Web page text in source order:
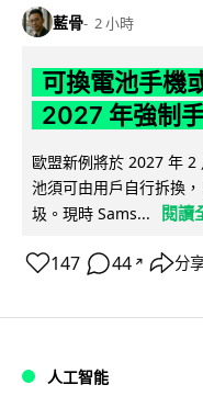
藍骨 2 小時
可換電池手機
2027 年強制
歐盟新例將於 2027 年 2
池須可由用戶自行拆換
圾。現時 Sams...
閱讀
147 44 ↗ 分
人工智能